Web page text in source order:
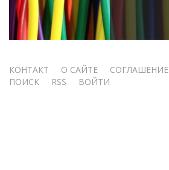
Меню
КОНТАКТ О САЙТЕ СОГЛАШЕНИЕ
ПОИСК
RSS ВОЙТИ